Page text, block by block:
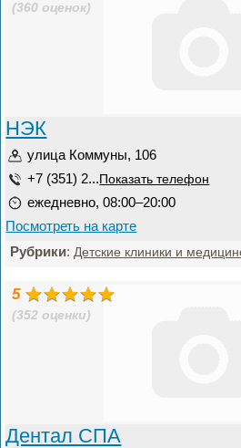
(360 оценок)
НЭК
улица Коммуны, 106
+7 (351) 2... Показать телефон
ежедневно, 08:00–20:00
Посмотреть на карте
Рубрики: Детские клиники и
5
(352 оценки)
Дентал СПА